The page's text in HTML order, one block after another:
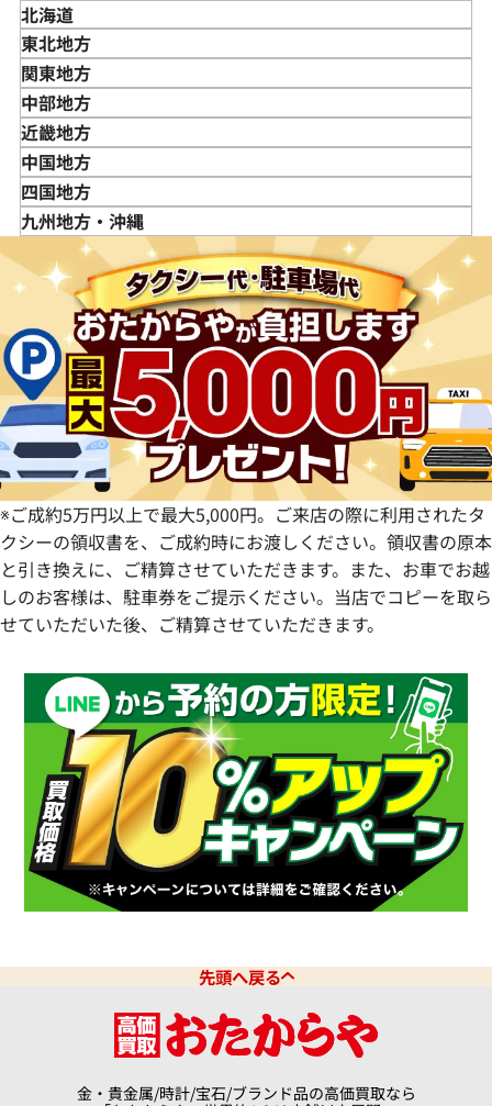
北海道
東北地方
青森県
岩手県
宮城県
秋田県
山形県
福島県
関東地方
東京都
神奈川県
埼玉県
千葉県
茨城県
栃木県
群馬県
中部地方
新潟県
富山県
石川県
山梨県
長野県
岐阜県
静岡県
愛知県
近畿地方
三重県
滋賀県
京都府
兵庫県
奈良県
和歌山県
中国地方
鳥取県
島根県
広島県
山口県
四国地方
徳島県
愛媛県
九州地方・沖縄
佐賀県
長崎県
熊本県
大分県
宮崎県
鹿児島県
※ご成約5万円以上で最大5,000円。ご来店の際に利用されたタ
クシーの領収書を、ご成約時にお渡しください。領収書の原本
と引き換えに、ご精算させていただきます。また、お車でお越
しのお客様は、駐車券をご提示ください。当店でコピーを取ら
せていただいた後、ご精算させていただきます。
先頭へ戻る
金・貴金属/時計/宝石/ブランド品の高価買取なら